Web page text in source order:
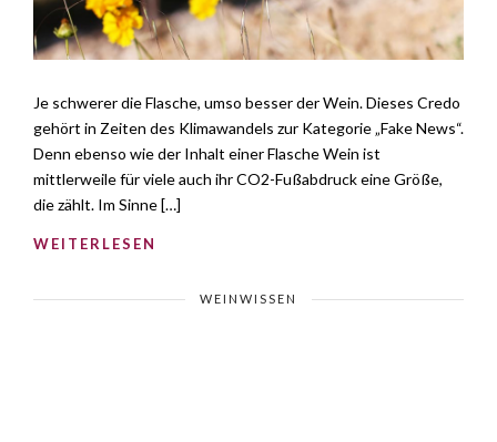
Je schwerer die Flasche, umso besser der Wein. Dieses Credo
gehört in Zeiten des Klimawandels zur Kategorie „Fake News“.
Denn ebenso wie der Inhalt einer Flasche Wein ist
mittlerweile für viele auch ihr CO2-Fußabdruck eine Größe,
die zählt. Im Sinne […]
WEITERLESEN
WEINWISSEN